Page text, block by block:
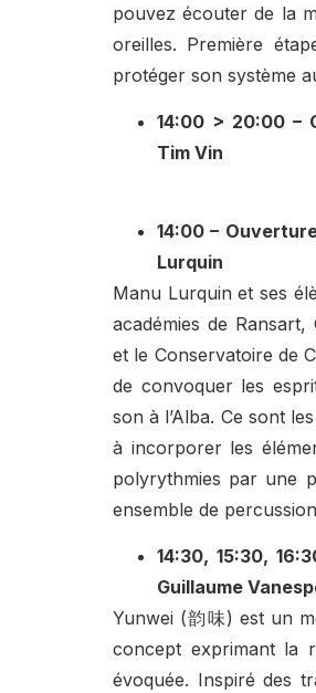
pouvez écouter de la
oreilles. Première
protéger son système
14:00 > 20:00 –
Tim Vin
14:00 –
Lurquin
Manu Lurquin et ses
académies de
et le Conservatoire de
de convoquer les
son à l’Alba. Ce sont
à incorporer les
polyrythmies par une
ensemble de
14:30, 15:30,
Guillaume
Yunwei (韵味) est un
concept exprimant la
évoquée. Inspiré des